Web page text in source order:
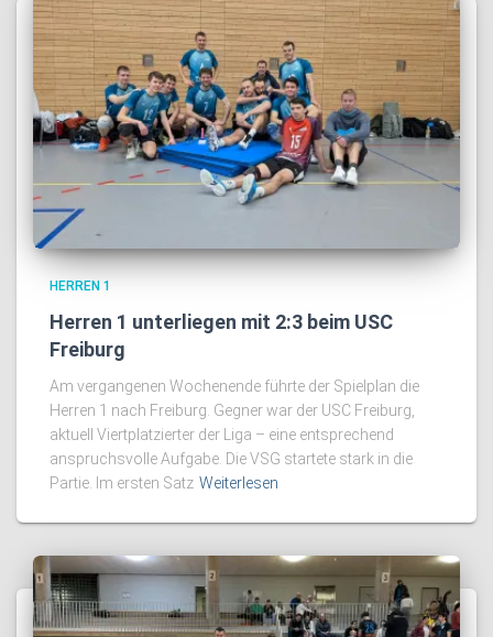
HERREN 1
Herren 1 unterliegen mit 2:3 beim USC
Freiburg
Am vergangenen Wochenende führte der Spielplan die
Herren 1 nach Freiburg. Gegner war der USC Freiburg,
aktuell Viertplatzierter der Liga – eine entsprechend
anspruchsvolle Aufgabe. Die VSG startete stark in die
Partie. Im ersten Satz Weiterlesen